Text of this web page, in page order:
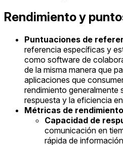
Rendimiento y
Puntuaciones de
referencia específicas y
como software de
de la misma manera que
aplicaciones que
rendimiento generalmente
respuesta y la eficiencia
Métricas de
Capacidad de
comunicación en
rápida de